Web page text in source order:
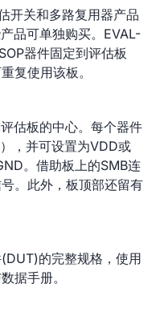
开关和多路复用器产品
品可单独购买。EVAL-
器件固定到评估板
复使用该板。
估板的中心。每个器件
，并可设置为VDD或
。借助板上的SMB连
。此外，板顶部还留有
的完整规格，使用
据手册。